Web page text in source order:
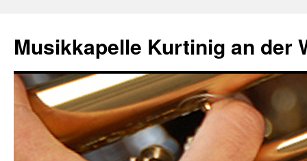
Musikkapelle Kurtinig an der